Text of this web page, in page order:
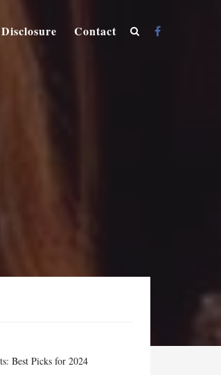
Contact
Best Picks for 2024